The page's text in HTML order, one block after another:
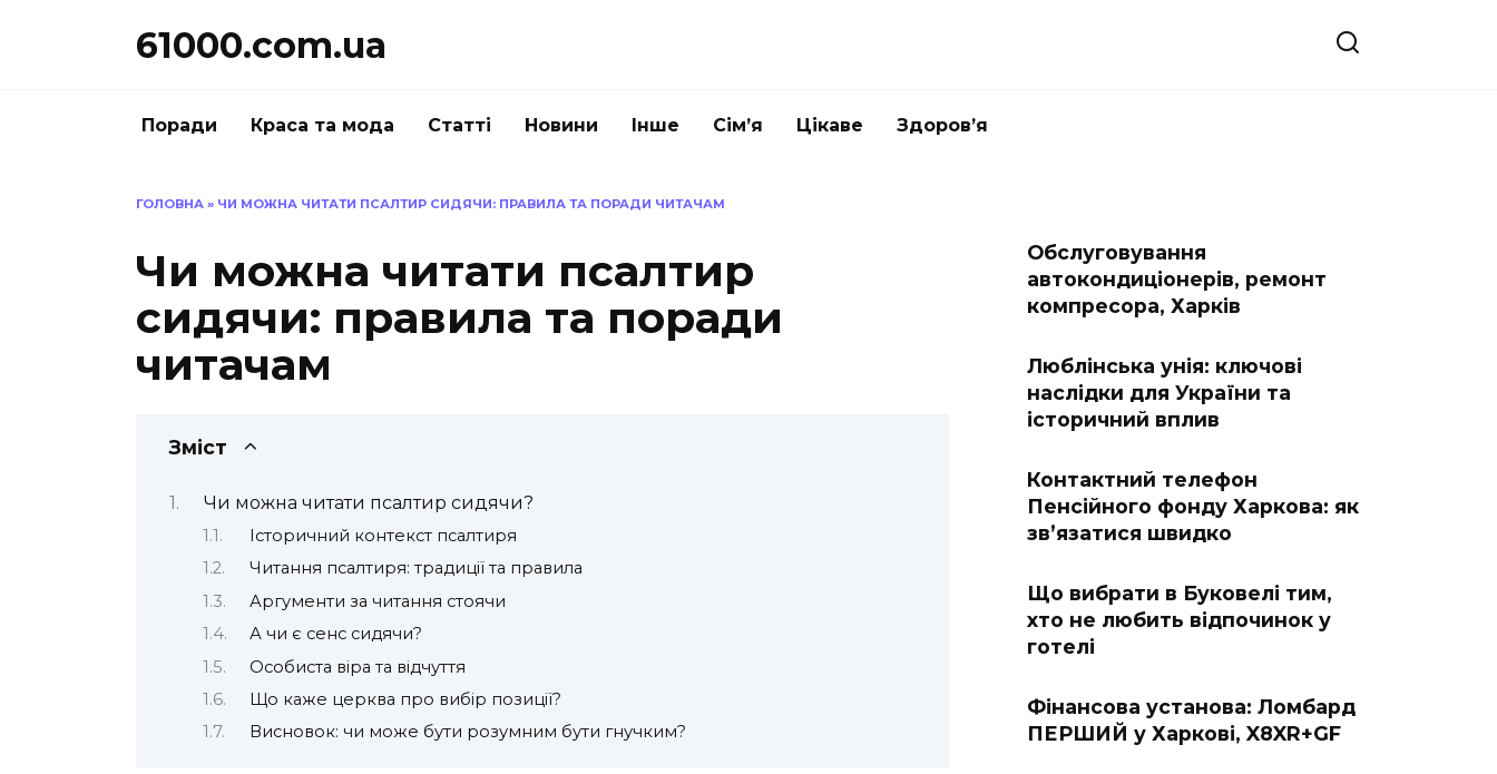
61000.com.ua
Поради Краса та мода Статті Новини Інше Сім’я Цікаве Здоров’я
ГОЛОВНА » ЧИ МОЖНА ЧИТАТИ ПСАЛТИР СИДЯЧИ: ПРАВИЛА ТА ПОРАДИ ЧИТАЧАМ
Чи можна читати псалтир
сидячи: правила та поради
читачам
Зміст
Чи можна читати псалтир сидячи?
Історичний контекст псалтиря
Читання псалтиря: традиції та правила
Аргументи за читання стоячи
А чи є сенс сидячи?
Особиста віра та відчуття
Що каже церква про вибір позиції?
Висновок: чи може бути розумним бути гнучким?
Обслуговування
автокондиціонерів, ремонт
компресора, Харків
Люблінська унія: ключові
наслідки для України та
історичний вплив
Контактний телефон
Пенсійного фонду Харкова: як
зв’язатися швидко
Що вибрати в Буковелі тим,
хто не любить відпочинок у
готелі
Фінансова установа: Ломбард
ПЕРШИЙ у Харкові, X8XR+GF